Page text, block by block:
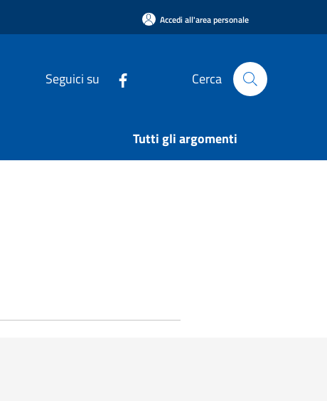
Accedi all'area personale
Seguici su Cerca
Tutti gli argomenti